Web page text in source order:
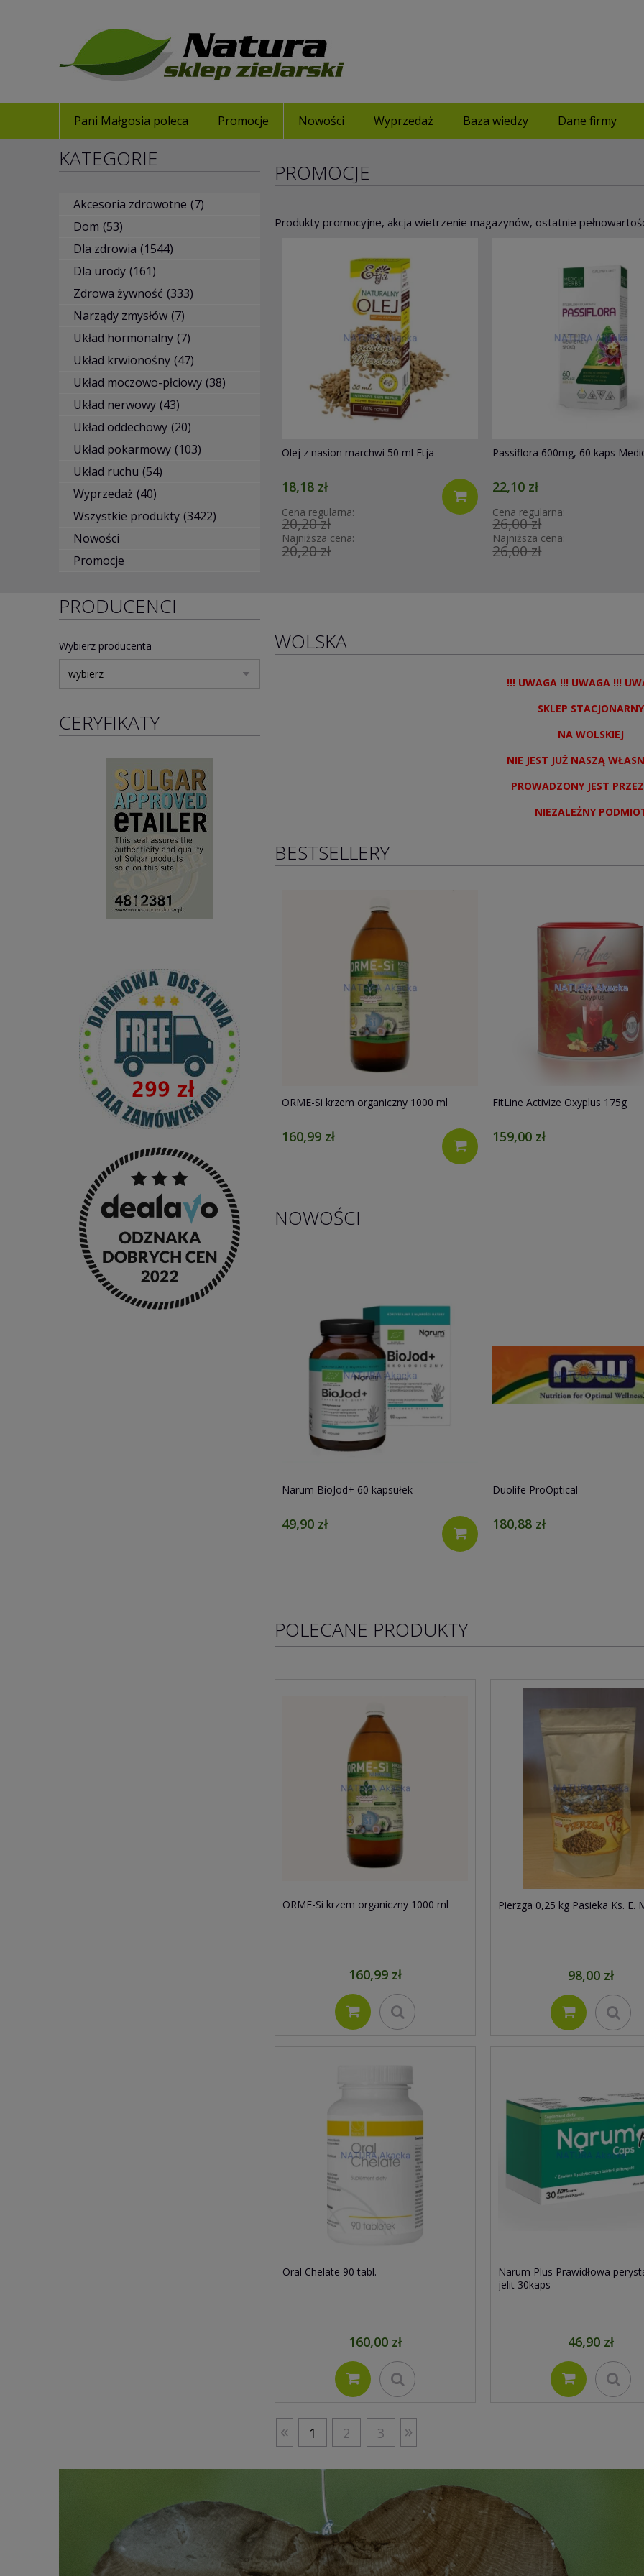
Pani Małgosia poleca Promocje Nowości Wyprzedaż Baza wiedzy Dane firmy
KATEGORIE
Akcesoria zdrowotne (7)
Dom (53)
Dla zdrowia (1544)
Dla urody (161)
Zdrowa żywność (333)
Narządy zmysłów (7)
Układ hormonalny (7)
Układ krwionośny (47)
Układ moczowo-płciowy (38)
Układ nerwowy (43)
Układ oddechowy (20)
Układ pokarmowy (103)
Układ ruchu (54)
Wyprzedaż (40)
Wszystkie produkty (3422)
Nowości
Promocje
PRODUCENCI
Wybierz producenta
CERYFIKATY
PROMOCJE
Produkty promocyjne, akcja wietrzenie magazynów, ostatnie
Olej z nasion marchwi 50 ml Etja
18,18 zł
Cena regularna:
20,20 zł
Najniższa cena:
Passiflora 600mg, 60 kaps Medica Herbs
22,10 zł
Cena regularna:
26,00 zł
Najniższa cena:
26,00 zł
MEDICA HERBS Gorzknik
29,88 zł
Cena regularna:
33,20 zł
Najniższa cena:
33,20 zł
WOLSKA
!!! UWAGA !!! UWAGA !!!
SKLEP STACJONARNY
NA WOLSKIEJ
NIE JEST JUŻ NASZĄ
PROWADZONY JEST
NIEZALEŻNY
BESTSELLERY
ORME-Si krzem organiczny 1000 ml FitLine Activize Oxyplus 175g
159,00 zł
FitLine PowerCocktail 30
471,00 zł
NOWOŚCI
Duolife ProOptical
180,88 zł
PIĘĆ PRZEMIAN Płatki owsiane
7,71 zł
POLECANE PRODUKTY
ORME-Si krzem organiczny 1000 ml
160,99 zł
Pierzga 0,25 kg Pasieka Ks. E.
98,00 zł
Oral Chelate 90 tabl.
160,00 zł
Narum Plus Prawidłowa
jelit 30kaps
46,90 zł
« 1 2 3 »